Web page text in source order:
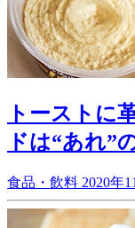
トーストに
ドは“あれ”
食品・飲料 2020年